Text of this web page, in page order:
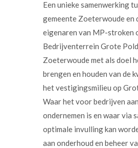
Een unieke samenwerking
gemeente Zoeterwoude en
eigenaren van MP-stroken
Bedrijventerrein Grote
Zoeterwoude met als doel
brengen en houden van de
het vestigingsmilieu op
Waar het voor bedrijven
ondernemen is en waar via
optimale invulling kan
aan onderhoud en beheer